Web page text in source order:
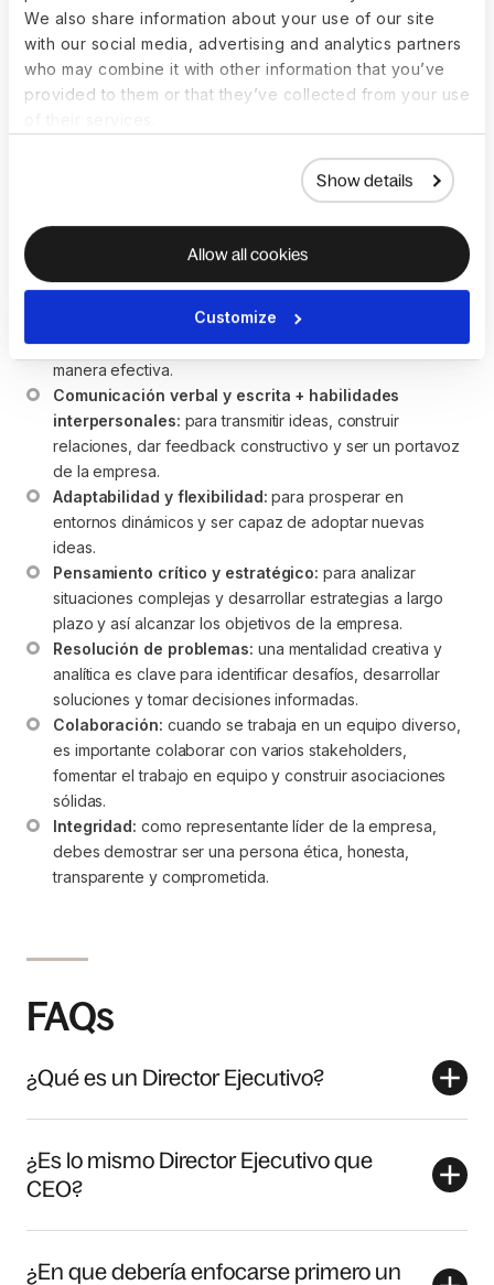
We also share information about your use of our site
with our social media, advertising and analytics partners
who may combine it with other information that you’ve
provided to them or that they’ve collected from your use
Show details
Allow all cookies
Customize
Conocimientos sobre herramientas y tecnologías
relevantes, como [software de gestión de proyectos,
sistemas CRM y herramientas de análisis de datos]
Director Ejecutivo Skills
Enumera las habilidades sociales y cualidades personales
que buscas en el candidato ideal.
para inspirar y guiar a un equipo, mostrando
cómo tomar decisiones informadas y delegar tareas de
manera efectiva.
Comunicación verbal y escrita + habilidades
interpersonales: para transmitir ideas, construir
relaciones, dar feedback constructivo y ser un portavoz
de la empresa.
Adaptabilidad y flexibilidad: para prosperar en
entornos dinámicos y ser capaz de adoptar nuevas
ideas.
Pensamiento crítico y estratégico: para analizar
situaciones complejas y desarrollar estrategias a largo
plazo y así alcanzar los objetivos de la empresa.
Resolución de problemas: una mentalidad creativa y
analítica es clave para identificar desafíos, desarrollar
soluciones y tomar decisiones informadas.
Colaboración: cuando se trabaja en un equipo diverso,
es importante colaborar con varios stakeholders,
fomentar el trabajo en equipo y construir asociaciones
sólidas.
Integridad: como representante líder de la empresa,
debes demostrar ser una persona ética, honesta,
transparente y comprometida.
FAQs
¿Qué es un Director Ejecutivo?
¿Es lo mismo Director Ejecutivo que
CEO?
¿En que debería enfocarse primero un